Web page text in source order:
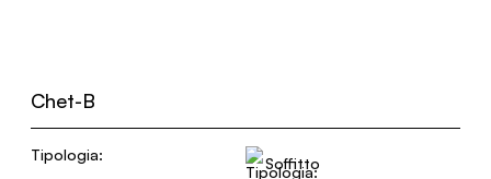
Chet-B
Tipologia:
Soffitto